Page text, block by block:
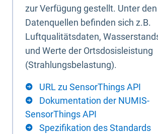
zur Verfügung gestellt. Unter den
Datenquellen befinden sich z.B.
Luftqualitätsdaten,
und Werte der Ortsdosisleistung
(Strahlungsbelastung).
URL zu SensorThings API
Dokumentation der NUMIS-
SensorThings API
Spezifikation des Standards